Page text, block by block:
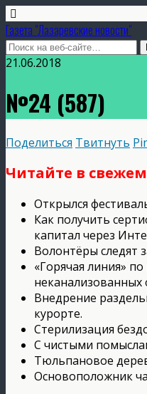
Газета "Лазаревские новости"
21.06.2018
№24 (587)
Поделиться Твитнуть
Читайте в
Открылся
Как получить
капитал через
Волонтёры следят
«Горячая линия»
неканализованных
Внедрение
курорте.
Стерилизация
С чистыми
Тюльпановое
Основоположник